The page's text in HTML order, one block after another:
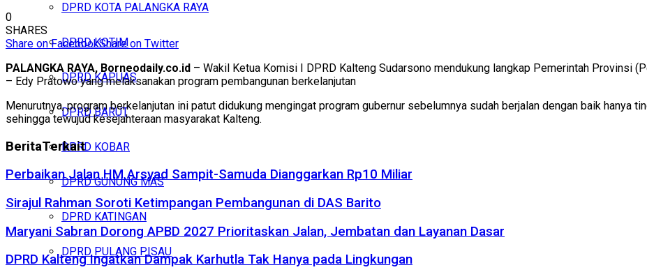
DPRD KOTA PALANGKA RAYA
DPRD KOTIM
DPRD KAPUAS
DPRD BARUT
DPRD KOBAR
DPRD GUNUNG MAS
DPRD KATINGAN
DPRD PULANG PISAU
0
SHARES
Share on FacebookShare on Twitter
PALANGKA RAYA, Borneodaily.co.id – Wakil Ketua Komisi I DPRD Kalteng Sudarsono mendukung langkap Pemerintah Provinsi
– Edy Pratowo yang melaksanakan program pembangunan berkelanjutan
Menurutnya, program berkelanjutan ini patut didukung mengingat program gubernur sebelumnya sudah berjalan dengan baik hanya
sehingga tewujud kesejahteraan masyarakat Kalteng.
BeritaTerkait
Perbaikan Jalan HM Arsyad Sampit-Samuda Dianggarkan Rp10 Miliar
Sirajul Rahman Soroti Ketimpangan Pembangunan di DAS Barito
Maryani Sabran Dorong APBD 2027 Prioritaskan Jalan, Jembatan dan Layanan Dasar
DPRD Kalteng Ingatkan Dampak Karhutla Tak Hanya pada Lingkungan